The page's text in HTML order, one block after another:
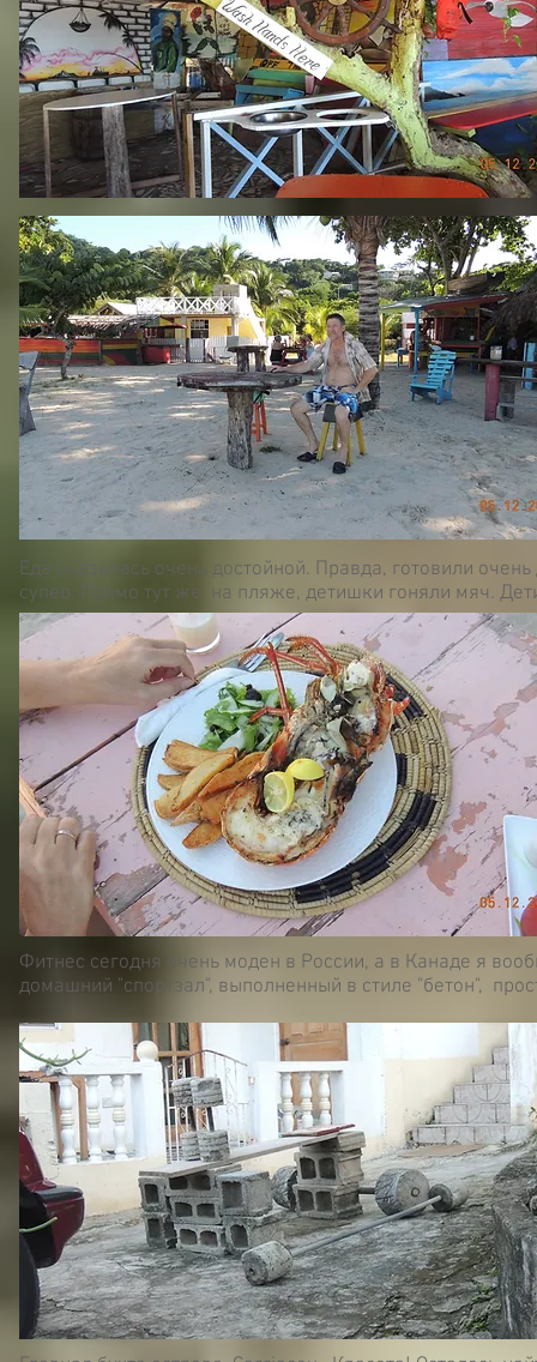
Еда оказалась очень достойной. Правда, готовили
супер. Прямо тут же, на пляже, детишки гоняли мяч.
Фитнес сегодня очень моден в России, а в Канаде я
домашний "спортзал", выполненный в стиле "бетон",